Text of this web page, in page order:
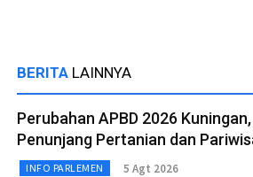
BERITA LAINNYA
Perubahan APBD 2026
Penunjang Pertanian dan
INFO PARLEMEN 5 Agt 2026